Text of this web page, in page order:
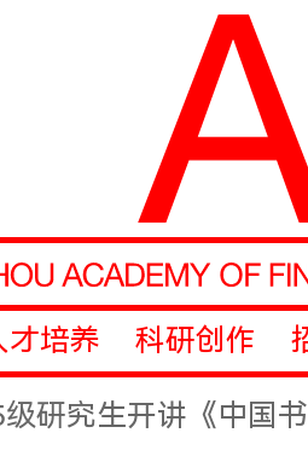
才培养 科研创作
研究生开讲《中国